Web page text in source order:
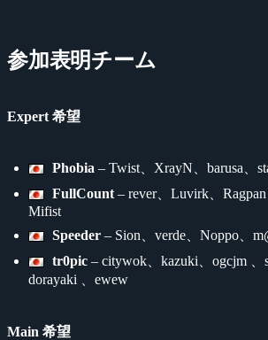
参加表明チーム
Expert 希望
Phobia – Twist、XrayN、barusa、
FullCount– rever、Luvirk、Ragpan
Mifist
Speeder– Sion、verde、Noppo、
tr0pic– citywok、kazuki、ogcjm 、
dorayaki 、ewew
Main 希望